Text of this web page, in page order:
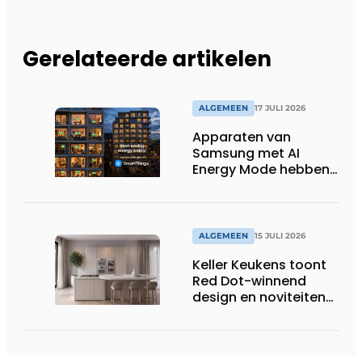
Gerelateerde artikelen
ALGEMEEN 17 JULI 2026
Apparaten van
Samsung met AI
Energy Mode hebben
huishoudens, wat
overeenkomt met het
wassen van 22.023.110
voetbalshirts
ALGEMEEN 15 JULI 2026
Keller Keukens toont
Red Dot-winnend
design en noviteiten